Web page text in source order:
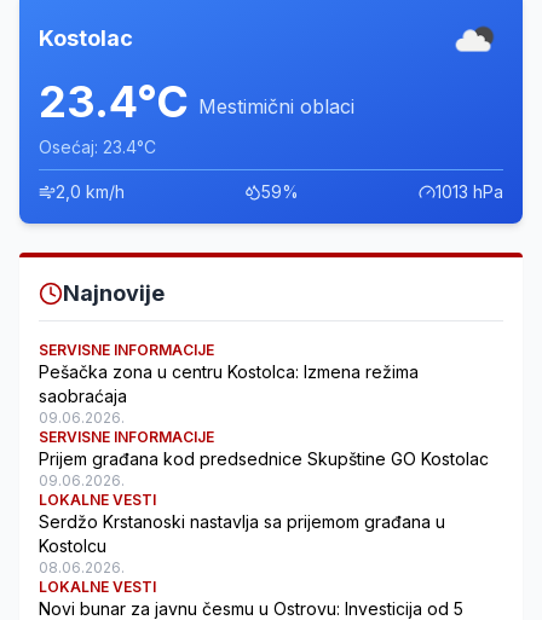
Kostolac
23.4°C Mestimični oblaci
Osećaj: 23.4°C
2,0 km/h 59% 1013 hPa
Najnovije
SERVISNE INFORMACIJE
Pešačka zona u centru Kostolca: Izmena režima
saobraćaja
09.06.2026.
SERVISNE INFORMACIJE
Prijem građana kod predsednice Skupštine GO Kostolac
09.06.2026.
LOKALNE VESTI
Serdžo Krstanoski nastavlja sa prijemom građana u
Kostolcu
08.06.2026.
LOKALNE VESTI
Novi bunar za javnu česmu u Ostrovu: Investicija od 5